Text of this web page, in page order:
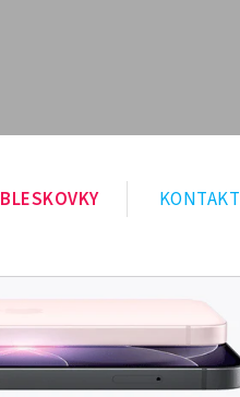
BLESKOVKY KONTAKT